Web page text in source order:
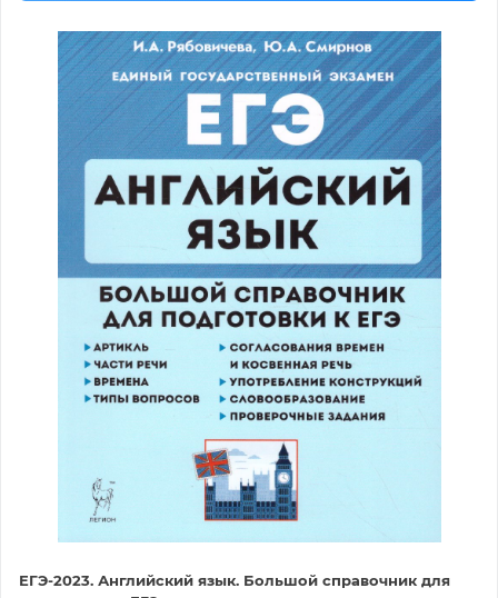
ЕГЭ-2023. Английский язык. Большой справочник для